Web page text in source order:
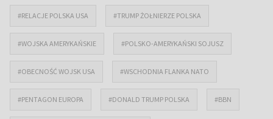
#RELACJE POLSKA USA #TRUMP ŻOŁNIERZE POLSKA
#WOJSKA AMERYKAŃSKIE #POLSKO-AMERYKAŃSKI SOJUSZ
#OBECNOŚĆ WOJSK USA #WSCHODNIA FLANKA NATO
#PENTAGON EUROPA #DONALD TRUMP POLSKA #BBN